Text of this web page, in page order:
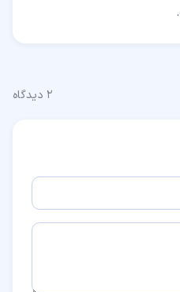
۲ دیدگاه